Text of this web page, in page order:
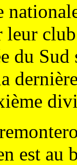
leur
du Sud
est au